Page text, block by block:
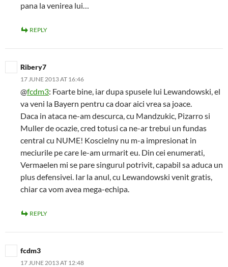
pana la venirea lui…
REPLY
Ribery7
17 JUNE 2013 AT 16:46
@fcdm3: Foarte bine, iar dupa spusele lui Lewandowski, el
va veni la Bayern pentru ca doar aici vrea sa joace.
Daca in ataca ne-am descurca, cu Mandzukic, Pizarro si
Muller de ocazie, cred totusi ca ne-ar trebui un fundas
central cu NUME! Koscielny nu m-a impresionat in
meciurile pe care le-am urmarit eu. Din cei enumerati,
Vermaelen mi se pare singurul potrivit, capabil sa aduca un
plus defensivei. Iar la anul, cu Lewandowski venit gratis,
chiar ca vom avea mega-echipa.
REPLY
fcdm3
17 JUNE 2013 AT 12:48